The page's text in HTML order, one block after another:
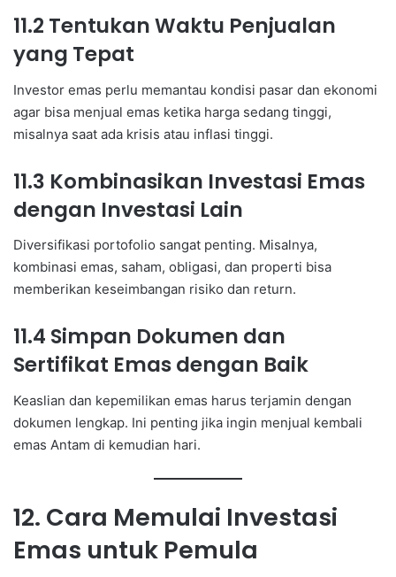
11.2 Tentukan Waktu Penjualan
yang Tepat
Investor emas perlu memantau kondisi pasar dan ekonomi
agar bisa menjual emas ketika harga sedang tinggi,
misalnya saat ada krisis atau inflasi tinggi.
11.3 Kombinasikan Investasi Emas
dengan Investasi Lain
Diversifikasi portofolio sangat penting. Misalnya,
kombinasi emas, saham, obligasi, dan properti bisa
memberikan keseimbangan risiko dan return.
11.4 Simpan Dokumen dan
Sertifikat Emas dengan Baik
Keaslian dan kepemilikan emas harus terjamin dengan
dokumen lengkap. Ini penting jika ingin menjual kembali
emas Antam di kemudian hari.
12. Cara Memulai Investasi
Emas untuk Pemula